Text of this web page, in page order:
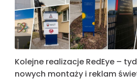
Kolejne realizacje RedEye –
nowych montaży i reklam